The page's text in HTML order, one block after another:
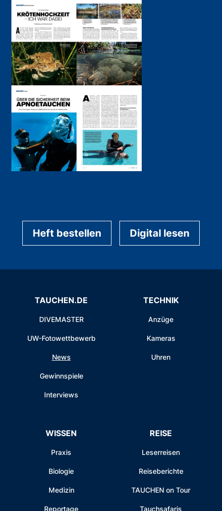
Heft bestellen Digital lesen
TAUCHEN.DE
DIVEMASTER
UW-Fotowettbewerb
News
Gewinnspiele
Interviews
TECHNIK
Anzüge
Kameras
Uhren
WISSEN
Praxis
Biologie
Medizin
Reportage
REISE
Leserreisen
Reiseberichte
TAUCHEN on Tour
Tauchsafaris